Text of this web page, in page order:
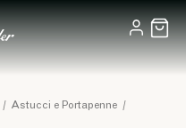
/ Astucci e Portapenne /